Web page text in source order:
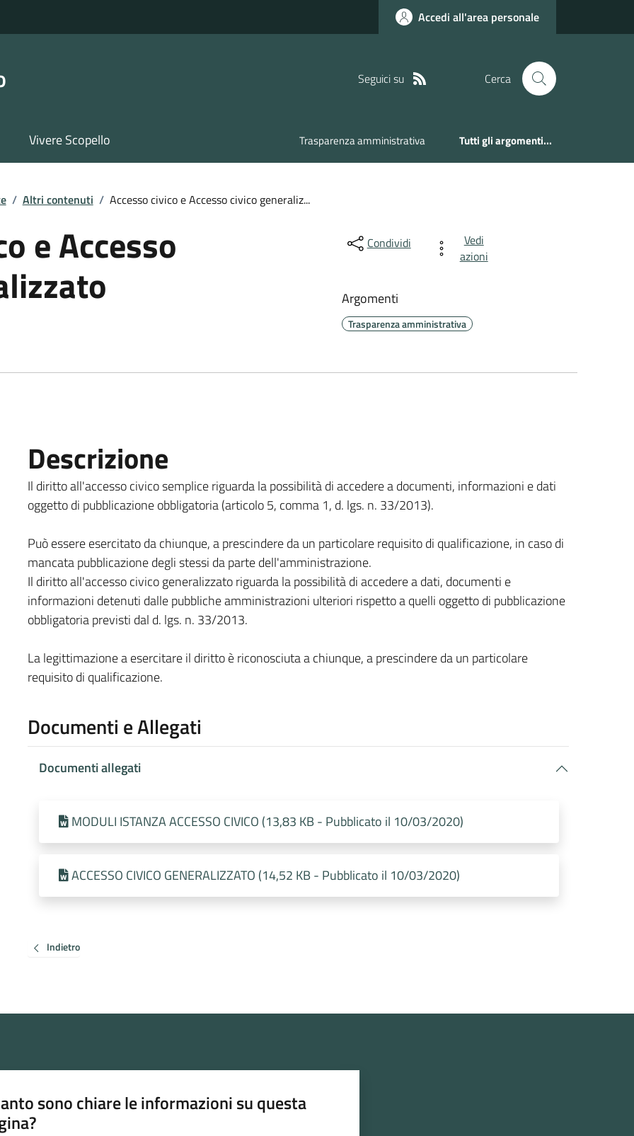
Accedi all'area personale
Seguici su Cerca
Vivere Scopello Trasparenza amministrativa Tutti gli argomenti...
/ Altri contenuti / Accesso civico e Accesso civico generaliz...
e Accesso Condividi
Vedi
azioni
Argomenti
Trasparenza amministrativa
Descrizione
Il diritto all'accesso civico semplice riguarda la possibilità di accedere a documenti, informazioni e dati
oggetto di pubblicazione obbligatoria (articolo 5, comma 1, d. lgs. n. 33/2013).
Può essere esercitato da chiunque, a prescindere da un particolare requisito di qualificazione, in caso di
mancata pubblicazione degli stessi da parte dell'amministrazione.
Il diritto all'accesso civico generalizzato riguarda la possibilità di accedere a dati, documenti e
informazioni detenuti dalle pubbliche amministrazioni ulteriori rispetto a quelli oggetto di pubblicazione
obbligatoria previsti dal d. lgs. n. 33/2013.
La legittimazione a esercitare il diritto è riconosciuta a chiunque, a prescindere da un particolare
requisito di qualificazione.
Documenti e Allegati
Documenti allegati
MODULI ISTANZA ACCESSO CIVICO (13,83 KB - Pubblicato il 10/03/2020)
ACCESSO CIVICO GENERALIZZATO (14,52 KB - Pubblicato il 10/03/2020)
Indietro
sono chiare le informazioni su questa